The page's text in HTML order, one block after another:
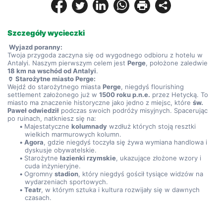
Szczegóły wycieczki
Wyjazd poranny:
Twoja przygoda zaczyna się od wygodnego odbioru z hotelu w
Antalyi. Naszym pierwszym celem jest Perge
18 km na wschód od Antalyi.
🏺 Starożytne miasto Perge:
Wejdź do starożytnego miasta Perge, niegdyś flourishing
settlement założonego już w 1500 roku p.n.e. przez Hetycką. To
miasto ma znaczenie historyczne jako jedno z miejsc, które św.
Paweł odwiedził podczas swoich podróży misyjnych. Spacerując
po ruinach, natkniesz się na:
Majestatyczne kolumnady wzdłuż których stoją resztki
wielkich marmurowych kolumn.
Agora, gdzie niegdyś toczyła się żywa wymiana handlowa i
dyskusje obywatelskie.
Starożytne łazienki rzymskie, ukazujące złożone wzory i
cuda inżynieryjne.
Ogromny stadion, który niegdyś gościł tysiące widzów na
wydarzeniach sportowych.
Teatr, w którym sztuka i kultura rozwijały się w dawnych
czasach.